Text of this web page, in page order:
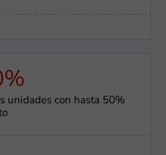
unidades con hasta 50%